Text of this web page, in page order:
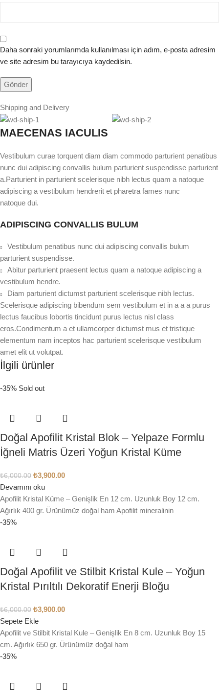
Daha sonraki yorumlarımda kullanılması için adım, e-posta adresim
ve site adresim bu tarayıcıya kaydedilsin.
Shipping and Delivery
MAECENAS IACULIS
Vestibulum curae torquent diam diam commodo parturient penatibus
nunc dui adipiscing convallis bulum parturient suspendisse parturient
a.Parturient in parturient scelerisque nibh lectus quam a natoque
adipiscing a vestibulum hendrerit et pharetra fames nunc
natoque dui.
ADIPISCING CONVALLIS BULUM
Vestibulum penatibus nunc dui adipiscing convallis bulum
parturient suspendisse.
Abitur parturient praesent lectus quam a natoque adipiscing a
vestibulum hendre.
Diam parturient dictumst parturient scelerisque nibh lectus.
Scelerisque adipiscing bibendum sem vestibulum et in a a a purus
lectus faucibus lobortis tincidunt purus lectus nisl class
eros.Condimentum a et ullamcorper dictumst mus et tristique
elementum nam inceptos hac parturient scelerisque vestibulum
amet elit ut volutpat.
İlgili ürünler
-35% Sold out
Doğal Apofilit Kristal Blok – Yelpaze Formlu
İğneli Matris Üzeri Yoğun Kristal Küme
₺6,000.00 ₺3,900.00
Devamını oku
Apofilit Kristal Küme – Genişlik En 12 cm. Uzunluk Boy 12 cm.
Ağırlık 400 gr. Ürünümüz doğal ham Apofilit mineralinin
-35%
Doğal Apofilit ve Stilbit Kristal Kule – Yoğun
Kristal Pırıltılı Dekoratif Enerji Bloğu
₺6,000.00 ₺3,900.00
Sepete Ekle
Apofilit ve Stilbit Kristal Kule – Genişlik En 8 cm. Uzunluk Boy 15
cm. Ağırlık 650 gr. Ürünümüz doğal ham
-35%